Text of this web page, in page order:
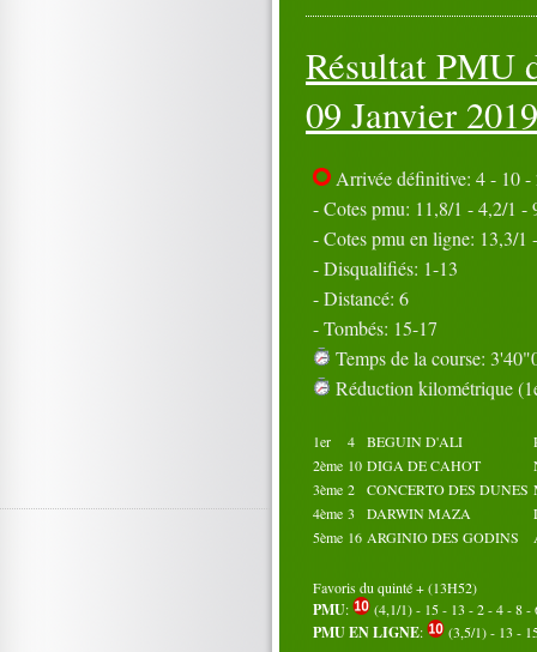
21
22 23 24
25
31
01
02 03 04
05
11
12 13 14
15
16
17 18 19
20
21
22 23 24
31
Résultat PMU
09 Janvier
Arrivée définitive: 4 - 10 -
- Cotes pmu: 11,8/1 - 4,2/1 -
- Cotes pmu en ligne: 13,3/
- Disqualifiés: 1-13
- Distancé: 6
- Tombés: 15-17
Temps de la course:
Réduction kilométrique
1er 4 BEGUIN D'ALI
2ème 10 DIGA DE CAHOT
3ème 2 CONCERTO DES DUNES
4ème 3 DARWIN MAZA
5ème 16 ARGINIO DES GODINS
Favoris du quinté + (13H52)
PMU: (4,1/1) - 15 - 13 - 2 - 4 - 8 -
PMU EN LIGNE: (3,5/1) - 13 -